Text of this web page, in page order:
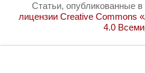
Статьи, опубликованные
лицензии Creative Commons
4.0